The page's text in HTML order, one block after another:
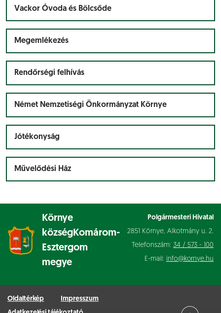
Vackor Óvoda és Bölcsőde
Megemlékezés
Rendőrségi felhívás
Német Nemzetiségi Önkormányzat Környe
Jótékonyság
Művelődési Ház
Környe
községKomárom-
Esztergom
megye
Polgármesteri Hivatal
2851 Környe, Alkotmány u. 2.
Telefonszám: 34 / 573 - 100
E-mail: info@kornye.hu
Oldaltérkép
Impresszum